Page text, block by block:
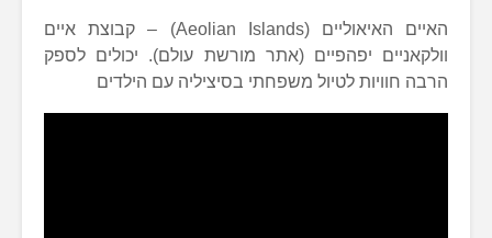
האיים האיאוליים (Aeolian Islands) – קבוצת איים
וולקאניים יפהפיים (אתר מורשת עולם). יכולים לספק
הרבה חוויות לטיול משפחתי בסיציליה עם הילדים